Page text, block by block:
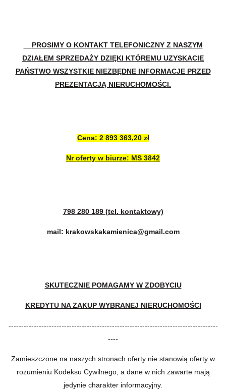
PROSIMY O KONTAKT TELEFONICZNY Z NASZYM
DZIAŁEM SPRZEDAŻY DZIĘKI KTÓREMU UZYSKACIE
PAŃSTWO WSZYSTKIE NIEZBĘDNE INFORMACJE PRZED
PREZENTACJĄ NIERUCHOMOŚCI.
Cena: 2 893 363,20 zł
Nr oferty w biurze: MS 3842
798 280 189 (tel. kontaktowy)
mail: krakowskakamienica@gmail.com
SKUTECZNIE POMAGAMY W ZDOBYCIU
KREDYTU NA ZAKUP WYBRANEJ NIERUCHOMOŚCI
-----------------------------------------------------------------------------------
----
Zamieszczone na naszych stronach oferty nie stanowią oferty w
rozumieniu Kodeksu Cywilnego, a dane w nich zawarte mają
jedynie charakter informacyjny.